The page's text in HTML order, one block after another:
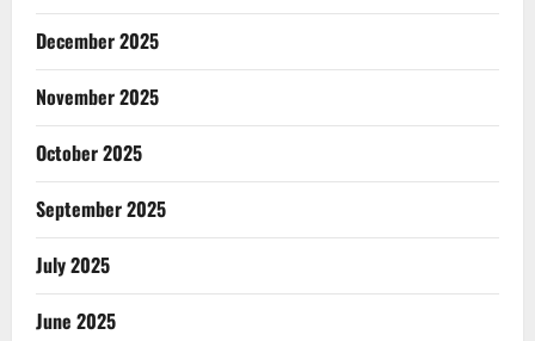
December 2025
November 2025
October 2025
September 2025
July 2025
June 2025